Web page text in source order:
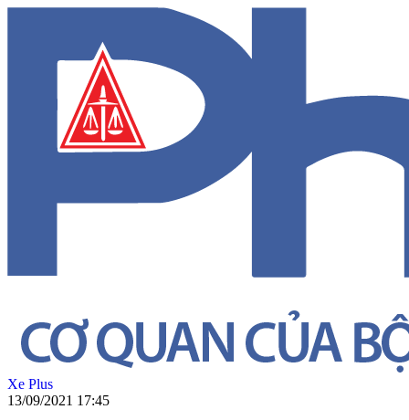
Xe Plus
13/09/2021 17:45